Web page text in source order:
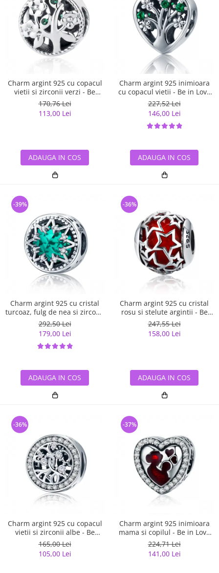
Charm argint 925 cu copacul
vietii si zirconii verzi - Be
Nature PST0059
170,76 Lei
113,00 Lei
ADAUGA IN COS
Charm argint 925 inimioara
cu copacul vietii - Be in Love
PST0105
227,52 Lei
146,00 Lei
ADAUGA IN COS
Charm argint 925 cu cristal
turcoaz, fulg de nea si zirconii
albe - Be Nature PST0110
292,50 Lei
179,00 Lei
-39%
ADAUGA IN COS
Charm argint 925 cu cristal
rosu si stelute argintii - Be
Nature PST0115
247,55 Lei
158,00 Lei
-36%
ADAUGA IN COS
Charm argint 925 cu copacul
vietii si zirconii albe - Be
Nature PST0120
165,00 Lei
105,00 Lei
-36%
Charm argint 925 inimioara
mama si copilul - Be in Love
PST0122
224,71 Lei
141,00 Lei
-37%